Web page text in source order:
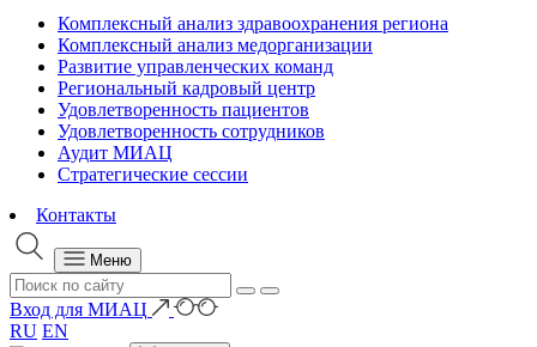
Комплексный анализ здравоохранения региона
Комплексный анализ медорганизации
Развитие управленческих команд
Региональный кадровый центр
Удовлетворенность пациентов
Удовлетворенность сотрудников
Аудит МИАЦ
Стратегические сессии
Контакты
Меню
Вход для МИАЦ
RU EN